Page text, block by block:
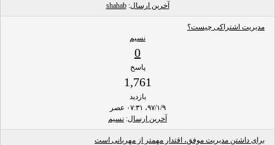
آخرین ارسال:
shahab
مدیریت اشتراکی چیست؟
نسیم
0
پاسخ
1,761
بازدید
۹۷/۱/۹، ۰۷:۳۱ عصر
آخرین ارسال: نسیم
برای داشتن مدیریت موفق، اقتدار مهمتر از مهربانی است